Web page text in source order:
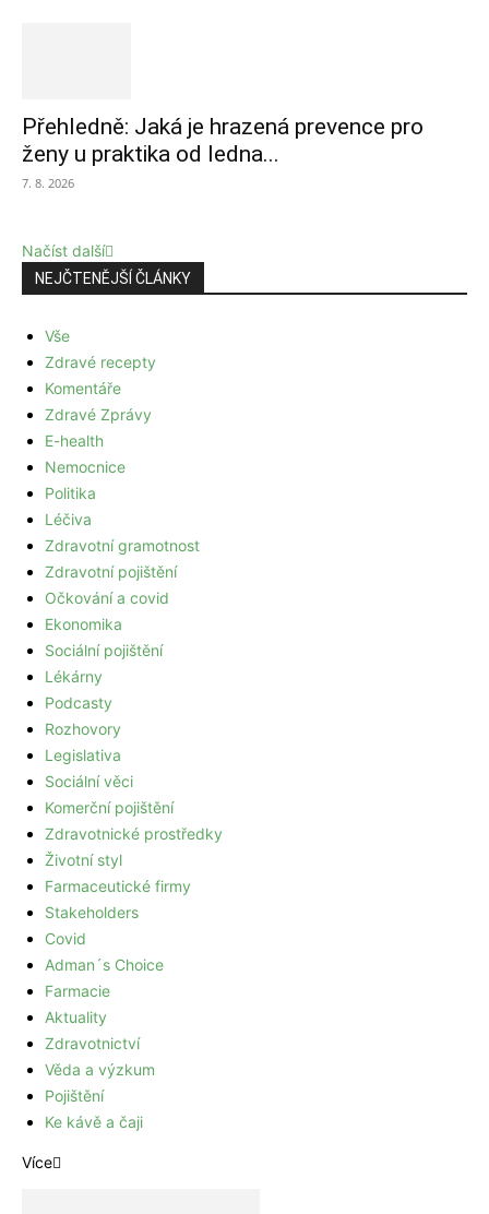
Přehledně: Jaká je hrazená prevence pro
ženy u praktika od ledna...
7. 8. 2026
Načíst další
NEJČTENĚJŠÍ ČLÁNKY
Vše
Zdravé recepty
Komentáře
Zdravé Zprávy
E-health
Nemocnice
Politika
Léčiva
Zdravotní gramotnost
Zdravotní pojištění
Očkování a covid
Ekonomika
Sociální pojištění
Lékárny
Podcasty
Rozhovory
Legislativa
Sociální věci
Komerční pojištění
Zdravotnické prostředky
Životní styl
Farmaceutické firmy
Stakeholders
Covid
Adman´s Choice
Farmacie
Aktuality
Zdravotnictví
Věda a výzkum
Pojištění
Ke kávě a čaji
Více